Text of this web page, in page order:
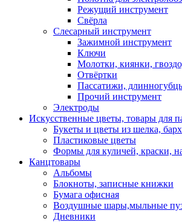
Режущий инструмент
Свёрла
Слесарный инструмент
Зажимной инструмент
Ключи
Молотки, киянки,
Отвёртки
Пассатижи,
Прочий инструмент
Электроды
Искусственные цветы, товары для
Букеты и цветы из шелка,
Пластиковые цветы
Формы для куличей, краски,
Канцтовары
Альбомы
Блокноты, записные книжки
Бумага офисная
Воздушные шары,мыльные
Дневники